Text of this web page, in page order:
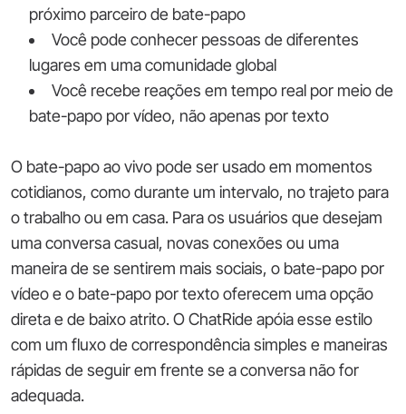
próximo parceiro de bate-papo
Você pode conhecer pessoas de diferentes
lugares em uma comunidade global
Você recebe reações em tempo real por meio de
bate-papo por vídeo, não apenas por texto
O bate-papo ao vivo pode ser usado em momentos
cotidianos, como durante um intervalo, no trajeto para
o trabalho ou em casa. Para os usuários que desejam
uma conversa casual, novas conexões ou uma
maneira de se sentirem mais sociais, o bate-papo por
vídeo e o bate-papo por texto oferecem uma opção
direta e de baixo atrito. O ChatRide apóia esse estilo
com um fluxo de correspondência simples e maneiras
rápidas de seguir em frente se a conversa não for
adequada.